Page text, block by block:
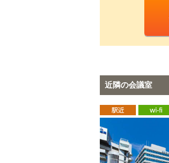
近隣の会議室